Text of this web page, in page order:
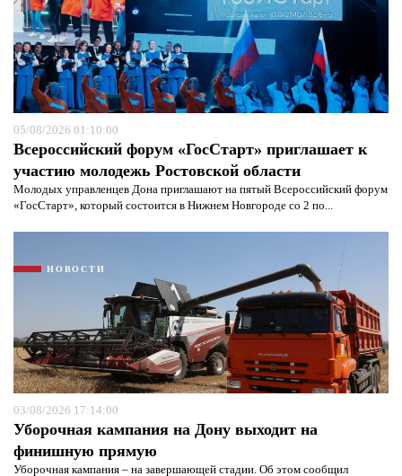
05/08/2026 01:10:00
Всероссийский форум «ГосСтарт» приглашает к
участию молодежь Ростовской области
Молодых управленцев Дона приглашают на пятый Всероссийский форум
«ГосСтарт», который состоится в Нижнем Новгороде со 2 по...
НОВОСТИ
03/08/2026 17:14:00
Уборочная кампания на Дону выходит на
финишную прямую
Уборочная кампания – на завершающей стадии. Об этом сообщил
политикой конфиденциальности и
защиты информации*
Я согласен с
политикой конфиденциальности и
защиты информации*